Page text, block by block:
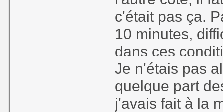
c'était pas ça.
10 minutes,
dans ces
Je n'étais pas
quelque part
j'avais fait à la